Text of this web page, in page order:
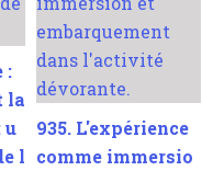
:
la
u
l
935. L'expérience
comme immersio